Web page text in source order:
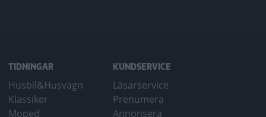
TIDNINGAR
Husbil&Husvagn
Klassiker
Moped
KUNDSERVICE
Läsarservice
Prenumera
Annonsera